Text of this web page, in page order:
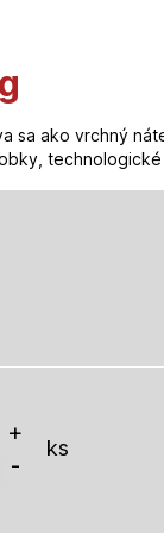
sa ako vrchný
+
-
ks